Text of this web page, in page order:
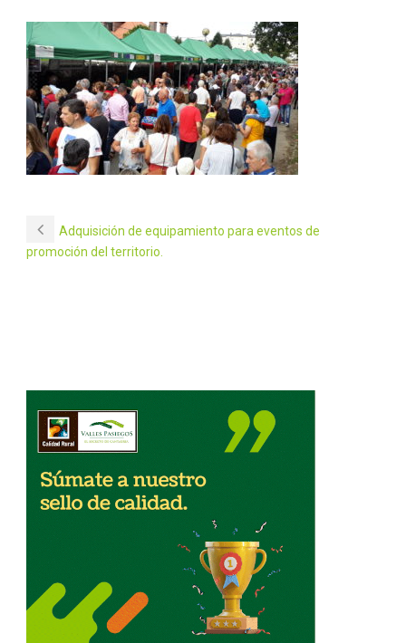
Adquisición de equipamiento para eventos de
promoción del territorio.